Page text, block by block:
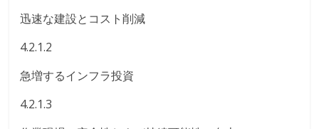
迅速な建設とコスト削減
4.2.1.2
急増するインフラ投資
4.2.1.3